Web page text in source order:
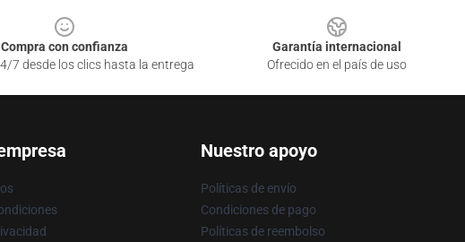
Compra con confianza
7 desde los clics hasta la entrega
Garantía internacional
Ofrecido en el país de uso
Nuestro apoyo
Políticas de envío
Condiciones de pago
Políticas de reembolso